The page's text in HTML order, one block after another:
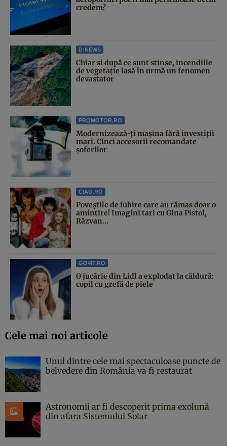
credem?
D:NEWS
Chiar și după ce sunt stinse, incendiile
de vegetație lasă în urmă un fenomen
devastator
PROMOTOR.RO
Modernizează-ți mașina fără investiții
mari. Cinci accesorii recomandate
șoferilor
CIAO.RO
Poveştile de iubire care au rămas doar o
amintire! Imagini tari cu Gina Pistol,
Răzvan...
GO4IT.RO
O jucărie din Lidl a explodat la căldură:
copil cu grefă de piele
Cele mai noi articole
Unul dintre cele mai spectaculoase puncte de
belvedere din România va fi restaurat
Astronomii ar fi descoperit prima exolună
din afara Sistemului Solar